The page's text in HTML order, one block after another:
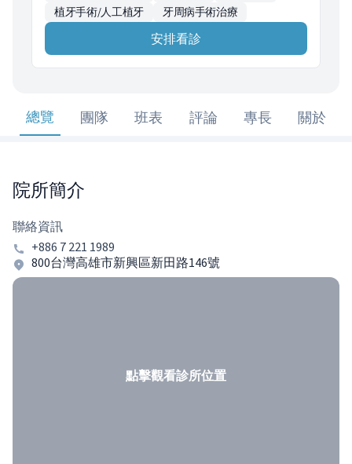
植牙手術/人工植牙
牙周病手術治療
安排看診
總覽 團隊 班表 評論 專長 關於
院所簡介
聯絡資訊
+886 7 221 1989
800台灣高雄市新興區新田路146號
點擊觀看診所位置